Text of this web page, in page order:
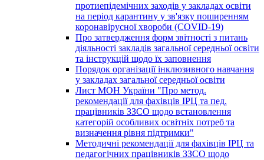
протиепідемічних заходів у закладах освіти
на період карантину у зв'язку поширенням
коронавірусної хвороби (COVID-19)
Про затвердження форм звітності з питань
діяльності закладів загальної середньої освіти
та інструкцій щодо їх заповнення
Порядок організації інклюзивного навчання
у закладах загальної середньої освіти
Лист МОН України "Про метод.
рекомендації для фахівців ІРЦ та пед.
працівників ЗЗСО щодо встановлення
категорій особливих освітніх потреб та
визначення рівня підтримки"
Методичні рекомендації для фахівців ІРЦ та
педагогічних працівників ЗЗСО щодо